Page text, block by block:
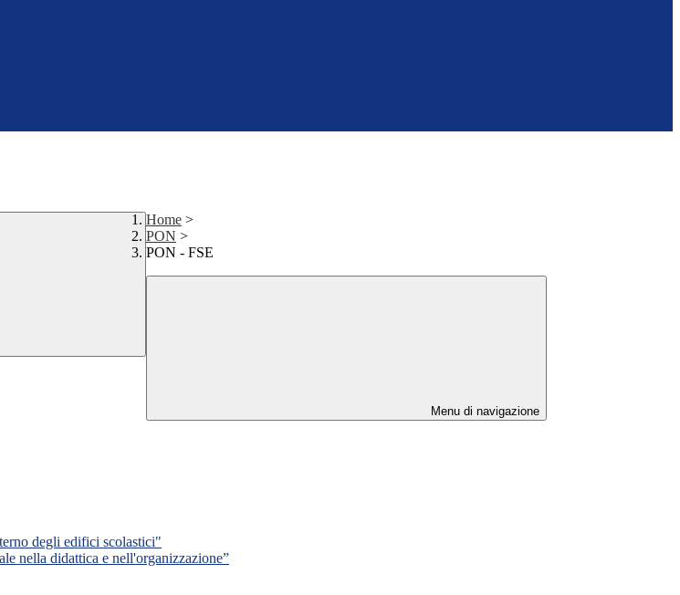
Home >
PON >
PON - FSE
Menu di navigazione
degli edifici scolastici"
nella didattica e nell'organizzazione”